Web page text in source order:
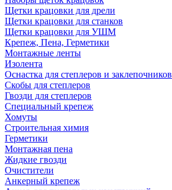
Щетки крацовки для дрели
Щетки крацовки для станков
Щетки крацовки для УШМ
Крепеж, Пена, Герметики
Монтажные ленты
Изолента
Оснастка для степлеров и заклепочников
Скобы для степлеров
Гвозди для степлеров
Специальный крепеж
Хомуты
Строительная химия
Герметики
Монтажная пена
Жидкие гвозди
Очистители
Анкерный крепеж